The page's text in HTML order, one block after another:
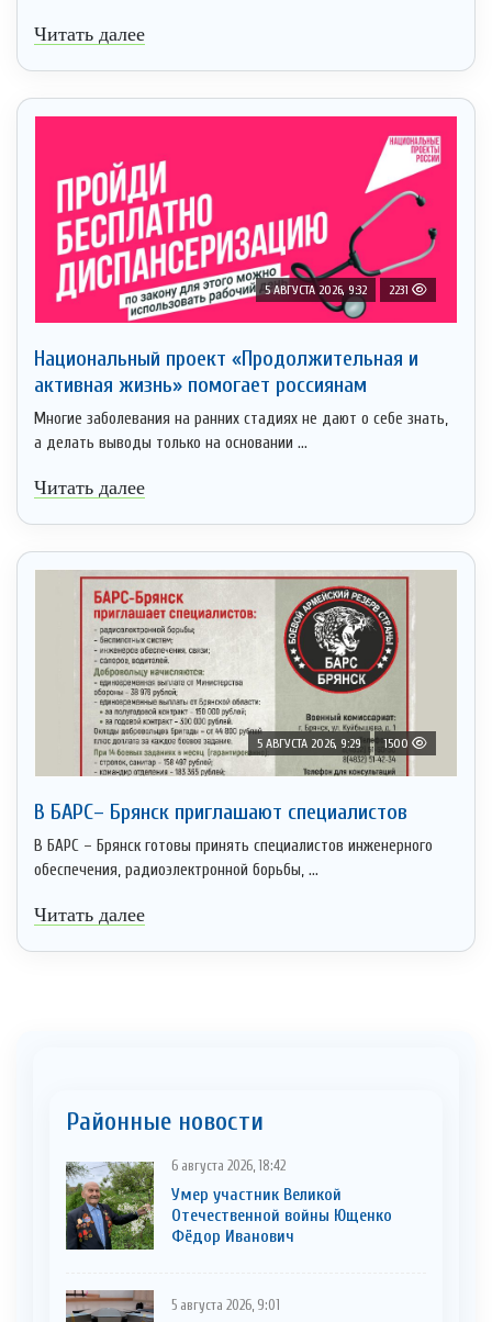
Читать далее
5 АВГУСТА 2026, 9:32 2231
Национальный проект «Продолжительная и
активная жизнь» помогает россиянам
Многие заболевания на ранних стадиях не дают о себе знать,
а делать выводы только на основании ...
Читать далее
5 АВГУСТА 2026, 9:29 1500
В БАРС– Брянcк приглaшают cпециaлистoв
В БАРС – Брянск готовы принять специалистов инженерного
обеспечения, радиоэлектронной борьбы, ...
Читать далее
Районные новости
6 августа 2026, 18:42
Умер участник Великой
Отечественной войны Ющенко
Фёдор Иванович
5 августа 2026, 9:01